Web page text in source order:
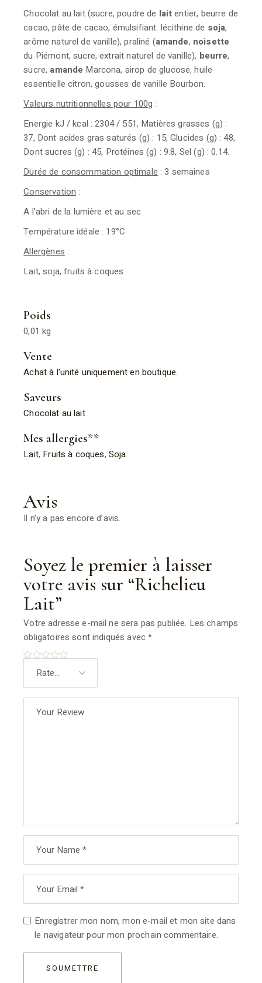
Chocolat au lait (sucre, poudre de laitentier, beurre de
cacao, pâte de cacao, émulsifiant: lécithine de soja,
arôme naturel de vanille), praliné (amande, noisette
du Piémont, sucre, extrait naturel de vanille), beurre,
sucre, amande Marcona, sirop de glucose, huile
essentielle citron, gousses de vanille Bourbon.
Valeurs nutritionnelles pour 100g :
Energie kJ / kcal : 2304 / 551, Matières grasses (g) :
37, Dont acides gras saturés (g) : 15, Glucides (g) : 48,
Dont sucres (g) : 45, Protéines (g) : 9.8, Sel (g) : 0.14.
Durée de consommation optimale : 3 semaines
Conservation :
A l’abri de la lumière et au sec
Température idéale : 19°C
Allergènes :
Lait, soja, fruits à coques
Poids
0,01 kg
Vente
Achat à l'unité uniquement en boutique.
Saveurs
Chocolat au lait
Mes allergies**
Lait, Fruits à coques, Soja
Avis
Il n’y a pas encore d’avis.
Soyez le premier à laisser
votre avis sur “Richelieu
Lait”
Votre adresse e-mail ne sera pas publiée. Les champs
obligatoires sont indiqués avec*
Enregistrer mon nom, mon e-mail et mon site dans
le navigateur pour mon prochain commentaire.
SOUMETTRE